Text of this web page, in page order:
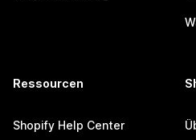
Ressourcen
Shopify Help Center